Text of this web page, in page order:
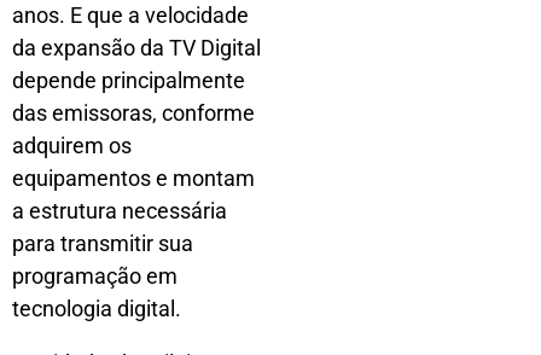
anos. E que a velocidade
da expansão da TV Digital
depende principalmente
das emissoras, conforme
adquirem os
equipamentos e montam
a estrutura necessária
para transmitir sua
programação em
tecnologia digital.